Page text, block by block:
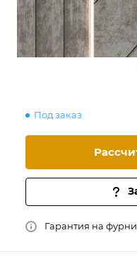
Под заказ
Гарантия на